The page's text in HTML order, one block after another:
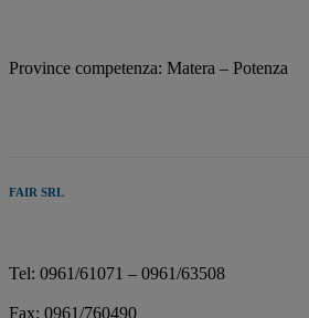
Province competenza: Matera – Potenza
FAIR SRL
Tel: 0961/61071 – 0961/63508
Fax: 0961/760490